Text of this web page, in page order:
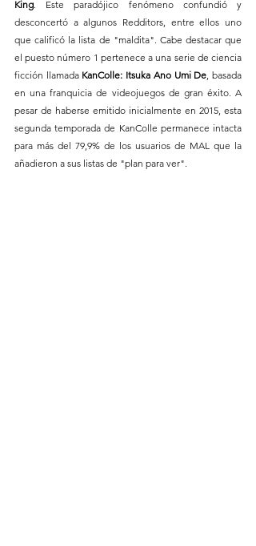
King . Este paradójico fenómeno confundió y
desconcertó a algunos Redditors, entre ellos uno
que calificó la lista de "maldita". Cabe destacar que
el puesto número 1 pertenece a una serie de ciencia
ficción llamada KanColle: Itsuka Ano Umi De , basada
en una franquicia de videojuegos de gran éxito. A
pesar de haberse emitido inicialmente en 2015, esta
segunda temporada de KanColle permanece intacta
para más del 79,9% de los usuarios de MAL que la
añadieron a sus listas de "plan para ver".